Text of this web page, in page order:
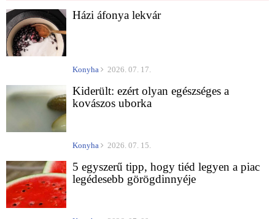
Házi áfonya lekvár
Konyha 2026. 07. 17.
Kiderült: ezért olyan egészséges a
kovászos uborka
Konyha 2026. 07. 15.
5 egyszerű tipp, hogy tiéd legyen a piac
legédesebb görögdinnyéje